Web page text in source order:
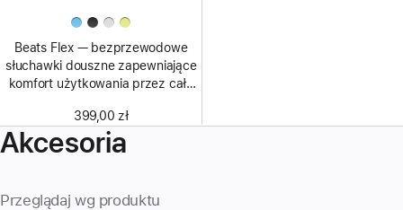
Beats Flex — bezprzewodowe
słuchawki douszne zapewniające
komfort użytkowania przez cały
399,00 zł
Akcesoria
Przeglądaj wg produktu